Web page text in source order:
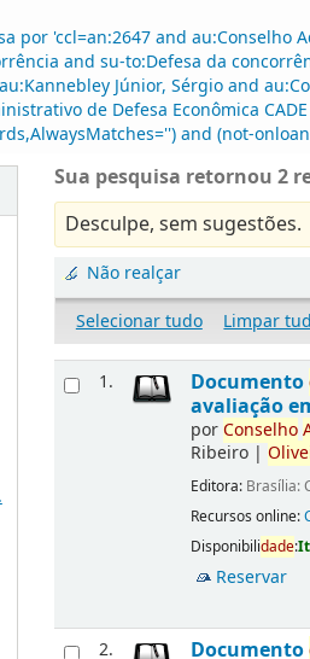
por 'ccl=an:2647 and au:Conselho
and su-to:Defesa da
Júnior, Sérgio and
de Defesa Econômica
and (not-
Sua pesquisa retornou 2
Desculpe, sem sugestões.
Não realçar
Selecionar tudo
Limpar
1. Documento
avaliação
porConselho
Ribeiro |
Editora: Brasília:
Recursos online:
Disponibilidade:
Reservar
2. Documento